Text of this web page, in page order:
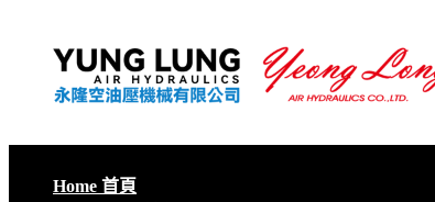
Home 首頁